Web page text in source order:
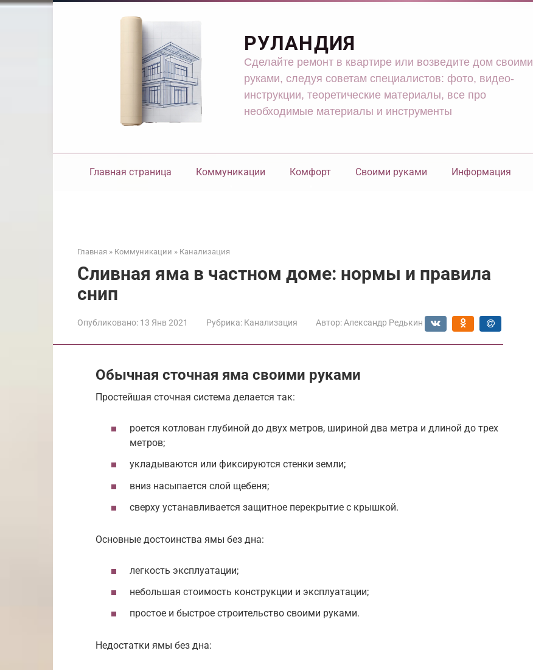
Перейти
РУЛАНДИЯ
Сделайте ремонт в квартире или возведите дом своими
руками, следуя советам специалистов: фото, видео-
инструкции, теоретические материалы, все про
необходимые материалы и инструменты
Главная страница Коммуникации Комфорт Своими руками Информация
Главная » Коммуникации » Канализация
Сливная яма в частном доме: нормы и правила
снип
Опубликовано: 13 Янв 2021 Рубрика: Канализация Автор: Александр Редькин
Обычная сточная яма своими руками
Простейшая сточная система делается так:
роется котлован глубиной до двух метров, шириной два метра и длиной до трех
метров;
укладываются или фиксируются стенки земли;
вниз насыпается слой щебеня;
сверху устанавливается защитное перекрытие с крышкой.
Основные достоинства ямы без дна:
легкость эксплуатации;
небольшая стоимость конструкции и эксплуатации;
простое и быстрое строительство своими руками.
Недостатки ямы без дна: